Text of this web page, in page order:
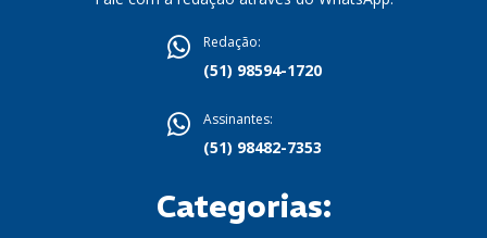
Redação:
(51) 98594-1720
Assinantes:
(51) 98482-7353
Categorias: